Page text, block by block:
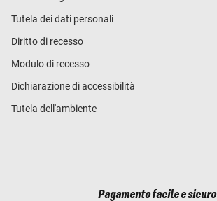
Tutela dei dati personali
Diritto di recesso
Modulo di recesso
Dichiarazione di accessibilità
Tutela dell'ambiente
Pagamento facile e sicuro